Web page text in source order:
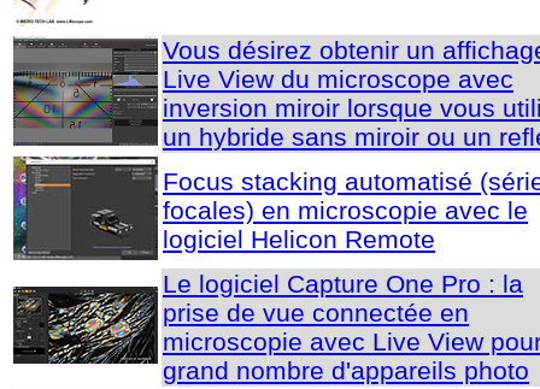
Vous désirez obtenir un
Live View du microscope avec
inversion miroir lorsque vous
un hybride sans miroir ou un
Focus stacking automatisé
focales) en microscopie avec le
logiciel Helicon Remote
Le logiciel Capture One Pro : la
prise de vue connectée en
microscopie avec Live View
grand nombre d'appareils photo